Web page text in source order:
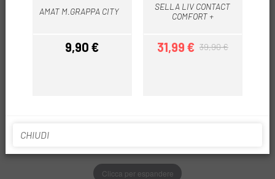
Clicca per espandere
AMAT M.GRAPPA CITY
Prezzo
9,90 €
SELLA LIV CONTACT
COMFORT +
Prezzo
31,99 €Prezzo base
39,90 €
CHIUDI